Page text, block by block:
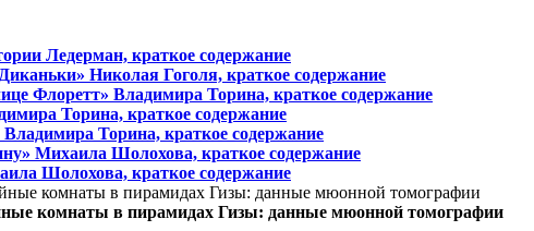
Ледерман, краткое содержание
Николая Гоголя, краткое содержание
Флоретт» Владимира Торина, краткое содержание
Торина, краткое содержание
Торина, краткое содержание
Михаила Шолохова, краткое содержание
Шолохова, краткое содержание
комнаты в пирамидах Гизы: данные мюонной томографии